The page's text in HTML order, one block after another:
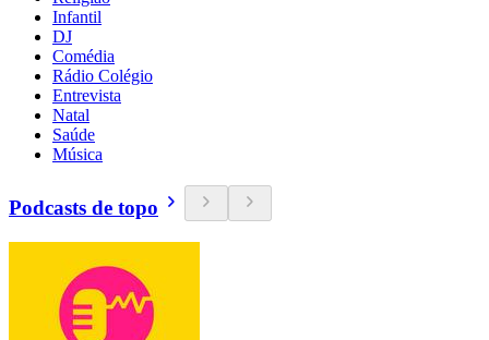
Infantil
DJ
Comédia
Rádio Colégio
Entrevista
Natal
Saúde
Música
Podcasts de topo